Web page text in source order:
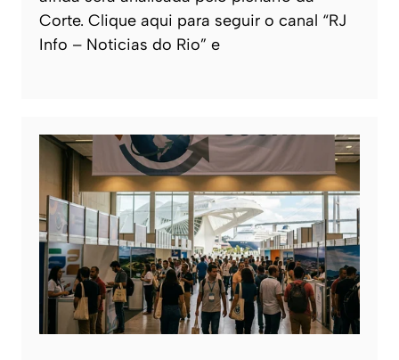
Corte. Clique aqui para seguir o canal “RJ
Info – Noticias do Rio” e